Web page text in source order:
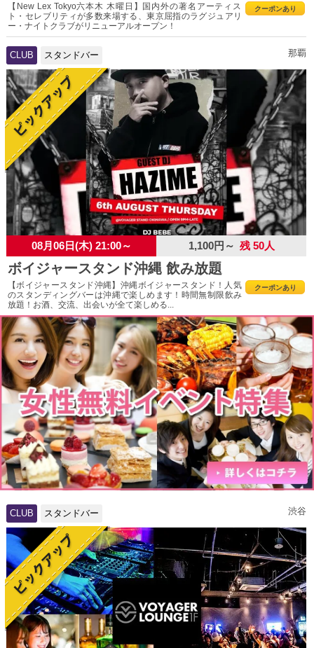
クーポンあり
【New Lex Tokyo六本木 木曜日】国内外の著名アーティス
ト・セレブリティが多数来場する、東京屈指のラグジュアリ
ー・ナイトクラブがリニューアルオープン！
CLUB スタンドバー 那覇
08月06日(木) 21:00～ 1,100円～ 残 50人
ボイジャースタンド沖縄 飲み放題
クーポンあり
【ボイジャースタンド沖縄】沖縄ボイジャースタンド！人気
のスタンディングバーは沖縄で楽しめます！時間無制限飲み
放題！お酒、交流、出会いが全て楽しめる...
CLUB スタンドバー 渋谷